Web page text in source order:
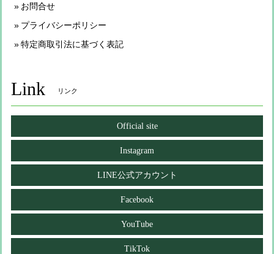
お問合せ
プライバシーポリシー
特定商取引法に基づく表記
Link リンク
Official site
Instagram
LINE公式アカウント
Facebook
YouTube
TikTok